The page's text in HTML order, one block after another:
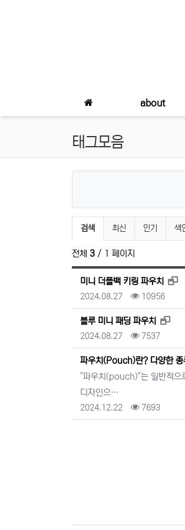
about
태그모음
검색 최신 인기 색
전체 3 / 1 페이지
미니 더플백 키링 파우치
등록일
2024.08.27 조회
10956
블루 미니 패딩 파우치 새
등록일
2024.08.27 조회
7537
파우치(Pouch)란? 다양한 종
"파우치(pouch)"는 일반적으
디자인으…
등록일
2024.12.22 조회
7693